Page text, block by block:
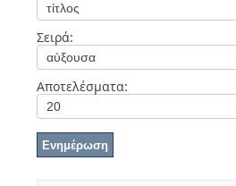
Σειρά:
Αποτελέσματα: